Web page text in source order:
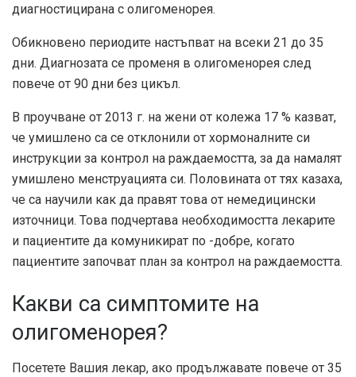
диагностицирана с олигоменорея.
Обикновено периодите настъпват на всеки 21 до 35
дни. Диагнозата се променя в олигоменорея след
повече от 90 дни без цикъл.
В проучване от 2013 г. на жени от колежа 17 % казват,
че умишлено са се отклонили от хормоналните си
инструкции за контрол на раждаемостта, за да намалят
умишлено менструацията си. Половината от тях казаха,
че са научили как да правят това от немедицински
източници. Това подчертава необходимостта лекарите
и пациентите да комуникират по -добре, когато
пациентите започват план за контрол на раждаемостта.
Какви са симптомите на
олигоменорея?
Посетете Вашия лекар, ако продължавате повече от 35